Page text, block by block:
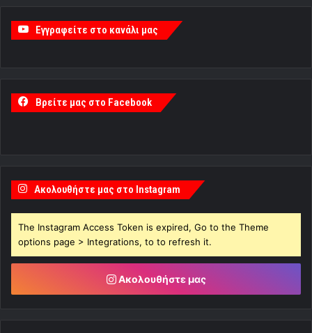
Εγγραφείτε στο κανάλι μας
Βρείτε μας στο Facebook
Ακολουθήστε μας στο Instagram
The Instagram Access Token is expired, Go to the Theme
options page > Integrations, to to refresh it.
Ακολουθήστε μας